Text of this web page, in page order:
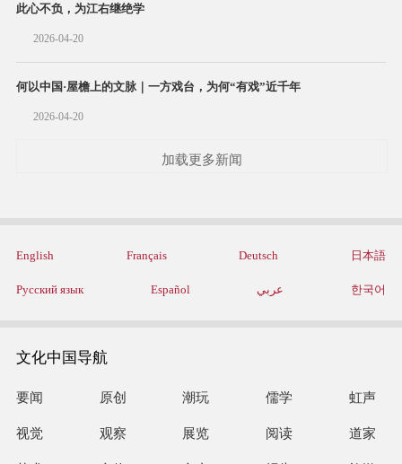
此心不负，为江右继绝学
2026-04-20
何以中国·屋檐上的文脉｜一方戏台，为何“有戏”近千年
2026-04-20
加载更多新闻
English Français Deutsch 日本語
Русский язык Español عربي 한국어
文化中国导航
要闻 原创 潮玩 儒学 虹声
视觉 观察 展览 阅读 道家